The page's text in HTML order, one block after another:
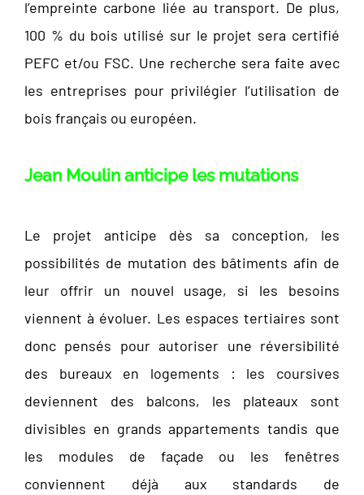
l’empreinte carbone liée au transport. De plus,
100 % du bois utilisé sur le projet sera certifié
PEFC et/ou FSC. Une recherche sera faite avec
les entreprises pour privilégier l’utilisation de
bois français ou européen.
Jean Moulin anticipe les mutations
Le projet anticipe dès sa conception, les
possibilités de mutation des bâtiments afin de
leur offrir un nouvel usage, si les besoins
viennent à évoluer. Les espaces tertiaires sont
donc pensés pour autoriser une réversibilité
des bureaux en logements : les coursives
deviennent des balcons, les plateaux sont
divisibles en grands appartements tandis que
les modules de façade ou les fenêtres
conviennent déjà aux standards de